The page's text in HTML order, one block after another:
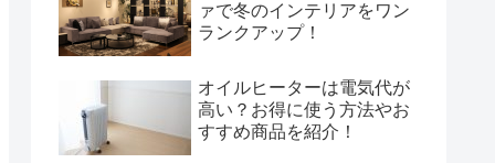
ァで冬のインテリアをワン
ランクアップ！
オイルヒーターは電気代が
高い？お得に使う方法やお
すすめ商品を紹介！